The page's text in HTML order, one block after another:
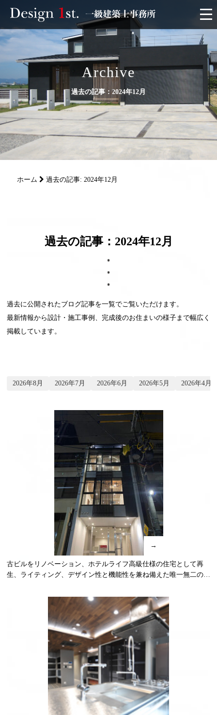
モニター
施工実績・施工事例
リフォーム
サービス
Archive
過去の記事：2024年12月
ホーム 過去の記事: 2024年12月
過去の記事：2024年12月
過去に公開されたブログ記事を一覧でご覧いただけます。
最新情報から設計・施工事例、完成後のお住まいの様子まで幅広く
掲載しています。
2026年8月 2026年7月 2026年6月 2026年5月 2026年4月
→
古ビルをリノベーション、ホテルライフ高級仕様の住宅として再
生、ライティング、デザイン性と機能性を兼ね備えた唯一無二の高